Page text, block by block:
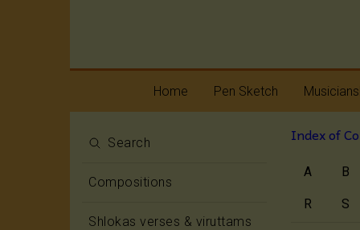
Home Pen Sketch
Melody
Rhythm
Search
Compositions
Shlokas verses & viruttams
Index of
A B
R S